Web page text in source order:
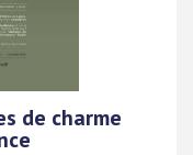
de charme